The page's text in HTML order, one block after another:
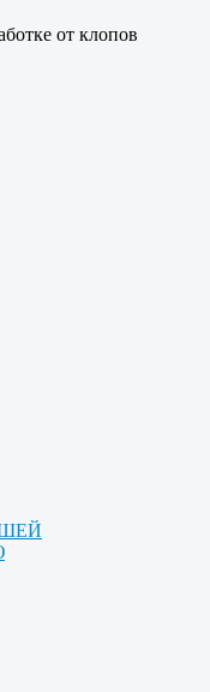
от клопов